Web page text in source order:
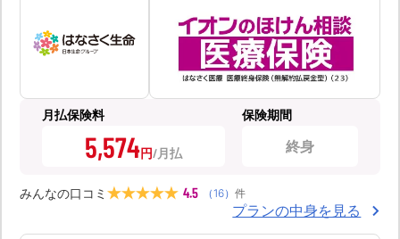
月払保険料
5,574円
保険期間
終身
みんなの口コミ 4.5 （ 16） 件
プランの中身を見る